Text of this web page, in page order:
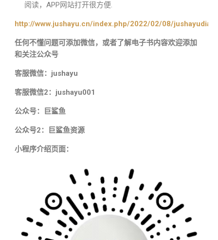
阅读，APP网站打开很方便.
http://www.jushayu.cn/index.php/2022/02/08/
任何不懂问题可添加微信，或者了解电子书内容欢迎添加
和关注公众号
客服微信：jushayu
客服微信2：jushayu001
公众号：巨鲨鱼
公众号2：巨鲨鱼资源
小程序介绍页面：